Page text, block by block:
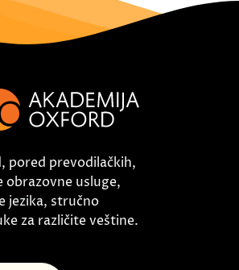
pored prevodilačkih,
obrazovne usluge,
jezika, stručno
za različite veštine.